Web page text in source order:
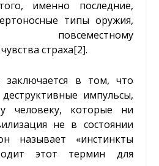
именно последние,
типы оружия,
повсеместному
страха[2].
заключается в том, что
импульсы,
человеку, которые ни
не в состоянии
называет «инстинкты
этот термин для